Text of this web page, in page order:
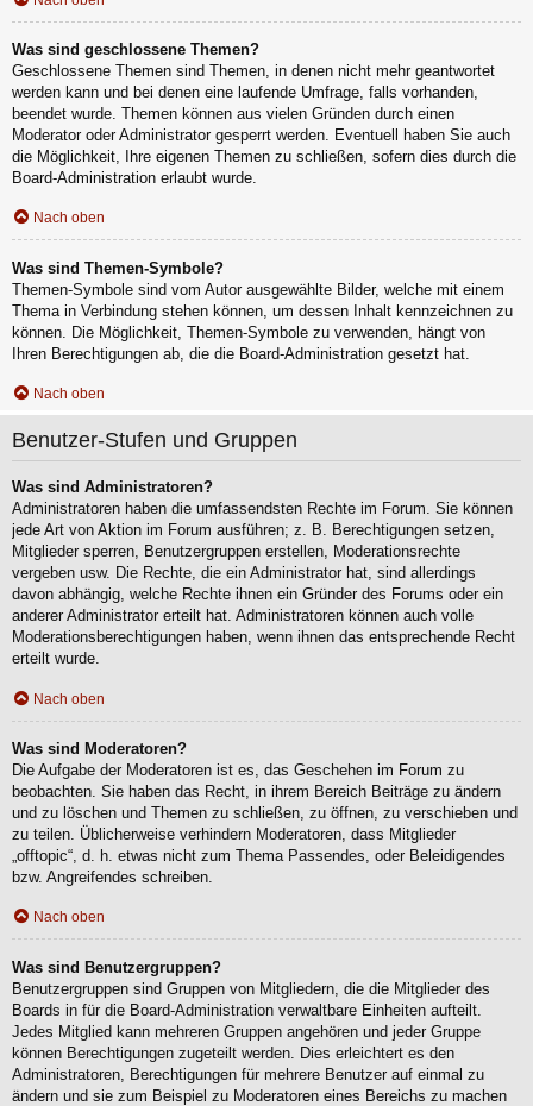
Was sind geschlossene Themen?
Geschlossene Themen sind Themen, in denen nicht mehr geantwortet
werden kann und bei denen eine laufende Umfrage, falls vorhanden,
beendet wurde. Themen können aus vielen Gründen durch einen
Moderator oder Administrator gesperrt werden. Eventuell haben Sie auch
die Möglichkeit, Ihre eigenen Themen zu schließen, sofern dies durch die
Board-Administration erlaubt wurde.
Nach oben
Was sind Themen-Symbole?
Themen-Symbole sind vom Autor ausgewählte Bilder, welche mit einem
Thema in Verbindung stehen können, um dessen Inhalt kennzeichnen zu
können. Die Möglichkeit, Themen-Symbole zu verwenden, hängt von
Ihren Berechtigungen ab, die die Board-Administration gesetzt hat.
Nach oben
Benutzer-Stufen und Gruppen
Was sind Administratoren?
Administratoren haben die umfassendsten Rechte im Forum. Sie können
jede Art von Aktion im Forum ausführen; z. B. Berechtigungen setzen,
Mitglieder sperren, Benutzergruppen erstellen, Moderationsrechte
vergeben usw. Die Rechte, die ein Administrator hat, sind allerdings
davon abhängig, welche Rechte ihnen ein Gründer des Forums oder ein
anderer Administrator erteilt hat. Administratoren können auch volle
Moderationsberechtigungen haben, wenn ihnen das entsprechende Recht
erteilt wurde.
Nach oben
Was sind Moderatoren?
Die Aufgabe der Moderatoren ist es, das Geschehen im Forum zu
beobachten. Sie haben das Recht, in ihrem Bereich Beiträge zu ändern
und zu löschen und Themen zu schließen, zu öffnen, zu verschieben und
zu teilen. Üblicherweise verhindern Moderatoren, dass Mitglieder
„offtopic“, d. h. etwas nicht zum Thema Passendes, oder Beleidigendes
bzw. Angreifendes schreiben.
Nach oben
Was sind Benutzergruppen?
Benutzergruppen sind Gruppen von Mitgliedern, die die Mitglieder des
Boards in für die Board-Administration verwaltbare Einheiten aufteilt.
Jedes Mitglied kann mehreren Gruppen angehören und jeder Gruppe
können Berechtigungen zugeteilt werden. Dies erleichtert es den
Administratoren, Berechtigungen für mehrere Benutzer auf einmal zu
ändern und sie zum Beispiel zu Moderatoren eines Bereichs zu machen